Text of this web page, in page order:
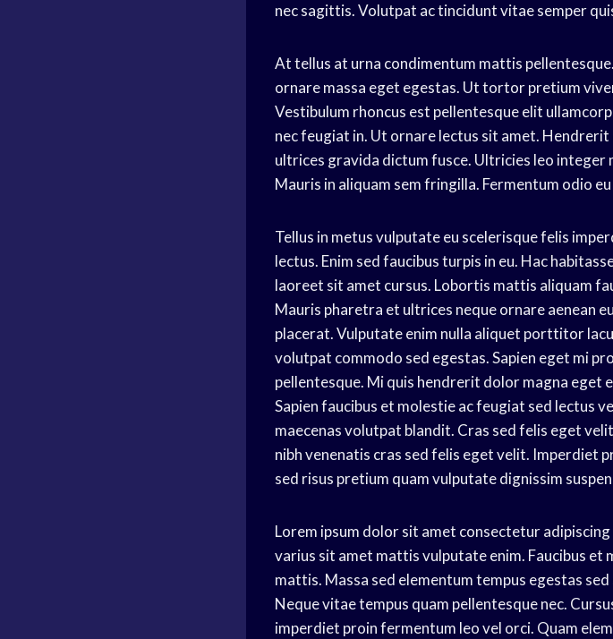
nec sagittis. Volutpat ac tincidunt vitae semper
At tellus at urna condimentum mattis
ornare massa eget egestas. Ut tortor pretium
Vestibulum rhoncus est pellentesque elit
nec feugiat in. Ut ornare lectus sit amet.
ultrices gravida dictum fusce. Ultricies leo integer
Mauris in aliquam sem fringilla. Fermentum odio
Tellus in metus vulputate eu scelerisque felis
lectus. Enim sed faucibus turpis in eu. Hac
laoreet sit amet cursus. Lobortis mattis aliquam
Mauris pharetra et ultrices neque ornare aenean
placerat. Vulputate enim nulla aliquet porttitor
volutpat commodo sed egestas. Sapien eget mi
pellentesque. Mi quis hendrerit dolor magna eget
Sapien faucibus et molestie ac feugiat sed lectus
maecenas volutpat blandit. Cras sed felis eget
nibh venenatis cras sed felis eget velit. Imperdiet
sed risus pretium quam vulputate dignissim
Lorem ipsum dolor sit amet consectetur
varius sit amet mattis vulputate enim. Faucibus et
mattis. Massa sed elementum tempus egestas
Neque vitae tempus quam pellentesque nec.
imperdiet proin fermentum leo vel orci. Quam